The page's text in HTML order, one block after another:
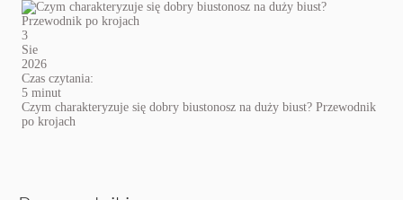
3
Sie
2026
Czas czytania:
5 minut
Czym charakteryzuje się dobry biustonosz na duży biust? Przewodnik
po krojach